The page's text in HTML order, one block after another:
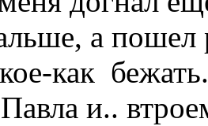
а
как
и..